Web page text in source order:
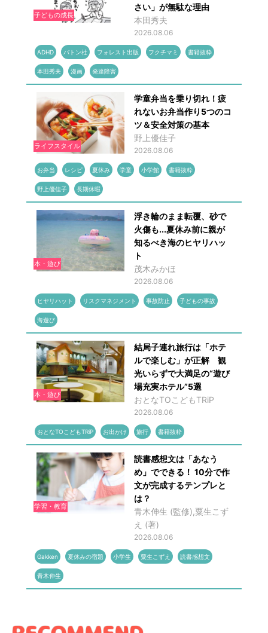
子どもの成長
さい」が無駄な理由
本田秀夫
2026.08.06
ADHD バトン社 フォレスト出版 フクチマミ 書籍抜粋
本田秀夫 漫画 発達障害
ライフスタイル
学童弁当を乗り切れ！疲
れないお弁当作り5つのコ
ツ＆安全対策の基本
野上優佳子
2026.08.06
お弁当 レシピ 夏休み 学童 小学館 書籍抜粋
野上優佳子 長期休暇
本・遊び
浮き輪のまま転覆、砂で
火傷も...夏休み前に親が
知るべき海のヒヤリハッ
ト
茂木みかほ
2026.08.06
ヒヤリハット リスクマネジメント 事故防止 子どもの事故
海遊び
本・遊び
結局子連れ旅行は「ホテ
ルで楽しむ」が正解 観
光いらずで大満足の“遊び
場充実ホテル”5選
おとなTOこどもTRiP
2026.08.06
おとなTOこどもTRiP お出かけ 旅行 書籍抜粋
学習・教育
読書感想文は「あなう
め」でできる！ 10分で作
文が完成するテンプレと
は？
青木伸生 (監修),粟生こず
え (著)
2026.08.06
Gakken 夏休みの宿題 小学生 粟生こずえ 読書感想文
青木伸生